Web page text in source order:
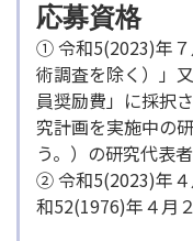
応募資格
① 令和5(2023)年７
術調査を除く）」
員奨励費」に採択
究計画を実施中の
う。）の研究代表者
② 令和5(2023)年４
和52(1976)年４月